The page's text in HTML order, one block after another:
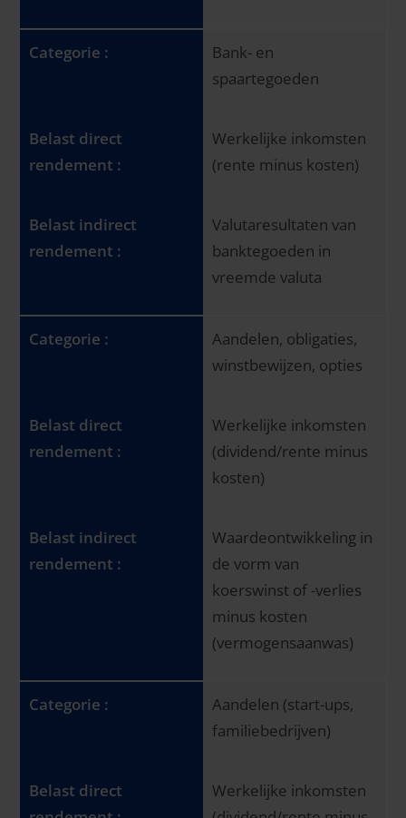
Bank- en
spaartegoeden
Werkelijke inkomsten
(rente minus kosten)
Valutaresultaten van
banktegoeden in
vreemde valuta
Aandelen, obligaties,
winstbewijzen, opties
Werkelijke inkomsten
(dividend/rente minus
kosten)
Waardeontwikkeling in
de vorm van
koerswinst of -verlies
minus kosten
(vermogensaanwas)
Aandelen (start-ups,
familiebedrijven)
Werkelijke inkomsten